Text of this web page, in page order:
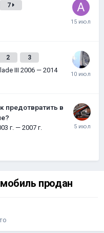
7
2 3
III 2006 — 2014
предотвратить в
г. — 2007 г.
продан